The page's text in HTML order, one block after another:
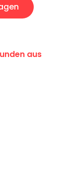
aus